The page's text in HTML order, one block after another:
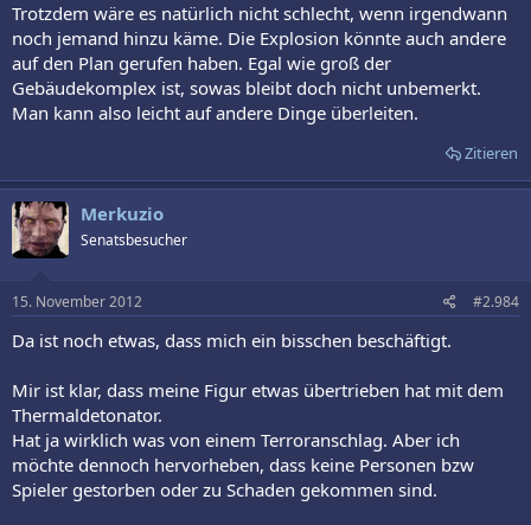
Trotzdem wäre es natürlich nicht schlecht, wenn irgendwann
noch jemand hinzu käme. Die Explosion könnte auch andere
auf den Plan gerufen haben. Egal wie groß der
Gebäudekomplex ist, sowas bleibt doch nicht unbemerkt.
Man kann also leicht auf andere Dinge überleiten.
Zitieren
Merkuzio
Senatsbesucher
15. November 2012 #2.984
Da ist noch etwas, dass mich ein bisschen beschäftigt.
Mir ist klar, dass meine Figur etwas übertrieben hat mit dem
Thermaldetonator.
Hat ja wirklich was von einem Terroranschlag. Aber ich
möchte dennoch hervorheben, dass keine Personen bzw
Spieler gestorben oder zu Schaden gekommen sind.